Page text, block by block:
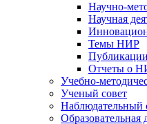
Научно-
Научная
Темы НИР
Публикации
Отчеты о
Учебно-
Ученый совет
Наблюдательный
Образовательная